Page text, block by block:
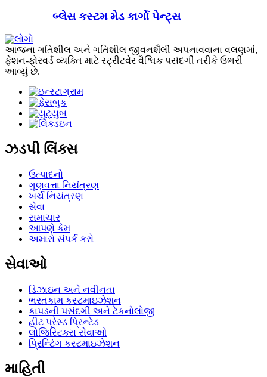
બ્લેસ કસ્ટમ મેડ કાર્ગો પેન્ટ્સ
આજના ગતિશીલ અને ગતિશીલ જીવનશૈલી અપનાવવાના વલણમાં,
ફેશન-ફોરવર્ડ વ્યક્તિ માટે સ્ટ્રીટવેર વૈશ્વિક પસંદગી તરીકે ઉભરી
આવ્યું છે.
ઝડપી લિંક્સ
ઉત્પાદનો
ગુણવત્તા નિયંત્રણ
ખર્ચ નિયંત્રણ
સેવા
સમાચાર
આપણે કેમ
અમારો સંપર્ક કરો
સેવાઓ
ડિઝાઇન અને નવીનતા
ભરતકામ કસ્ટમાઇઝેશન
કાપડની પસંદગી અને ટેકનોલોજી
હીટ પ્રેસ્ડ પ્રિન્ટેડ
લોજિસ્ટિક્સ સેવાઓ
પ્રિન્ટિંગ કસ્ટમાઇઝેશન
માહિતી